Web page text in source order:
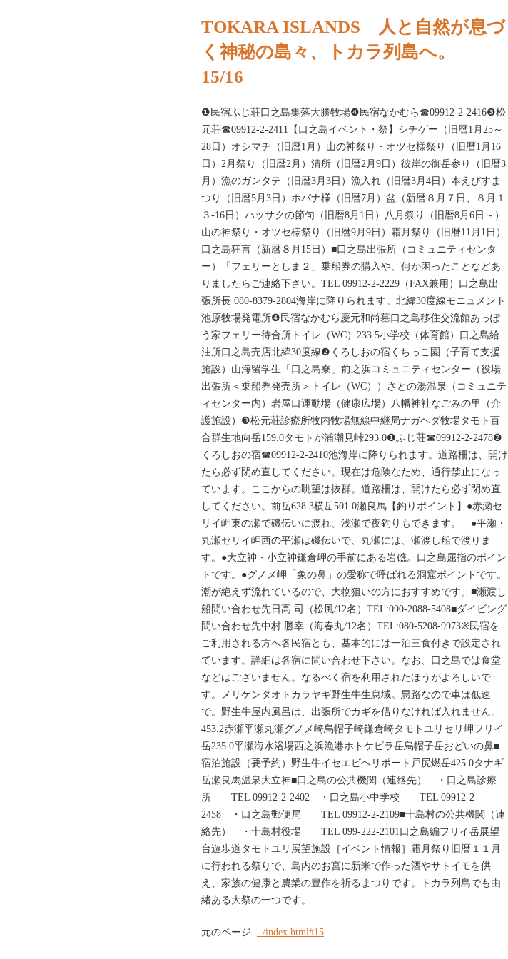
TOKARA ISLANDS 人と自然が息づ
く神秘の島々、トカラ列島へ。
15/16
❶民宿ふじ荘口之島集落大勝牧場❹民宿なかむら☎09912-2-2416❸松
元荘☎09912-2-2411【口之島イベント・祭】シチゲー（旧暦1月25～
28日）オシマチ（旧暦1月）山の神祭り・オツセ様祭り（旧暦1月16
日）2月祭り（旧暦2月）清所（旧暦2月9日）彼岸の御岳参り（旧暦3
月）漁のガンタテ（旧暦3月3日）漁入れ（旧暦3月4日）本えびすま
つり（旧暦5月3日）ホパナ様（旧暦7月）盆（新暦８月７日、８月１
３-16日）ハッサクの節句（旧暦8月1日）八月祭り（旧暦8月6日～）
山の神祭り・オツセ様祭り（旧暦9月9日）霜月祭り（旧暦11月1日）
口之島狂言（新暦８月15日）■口之島出張所（コミュニティセンタ
ー）「フェリーとしま２」乗船券の購入や、何か困ったことなどあ
りましたらご連絡下さい。TEL 09912-2-2229（FAX兼用）口之島出
張所長 080-8379-2804海岸に降りられます。北緯30度線モニュメント
池原牧場発電所❹民宿なかむら慶元和尚墓口之島移住交流館あっぽ
う家フェリー待合所トイレ（WC）233.5小学校（体育館）口之島給
油所口之島売店北緯30度線❷くろしおの宿くちっこ園（子育て支援
施設）山海留学生「口之島寮」前之浜コミュニティセンター（役場
出張所＜乗船券発売所＞トイレ（WC））さとの湯温泉（コミュニテ
ィセンター内）岩屋口運動場（健康広場）八幡神社なごみの里（介
護施設）❸松元荘診療所牧内牧場無線中継局ナガヘダ牧場タモト百
合群生地向岳159.0タモトが浦潮見峠293.0❶ふじ荘☎09912-2-2478❷
くろしおの宿☎09912-2-2410池海岸に降りられます。道路柵は、開け
たら必ず閉め直してください。現在は危険なため、通行禁止になっ
ています。ここからの眺望は抜群。道路柵は、開けたら必ず閉め直
してください。前岳628.3横岳501.0瀬良馬【釣りポイント】●赤瀬セ
リイ岬東の瀬で磯伝いに渡れ、浅瀬で夜釣りもできます。 ●平瀬・
丸瀬セリイ岬西の平瀬は磯伝いで、丸瀬には、瀬渡し船で渡りま
す。●大立神・小立神鎌倉岬の手前にある岩礁。口之島屈指のポイン
トです。●グノメ岬「象の鼻」の愛称で呼ばれる洞窟ポイントです。
潮が絶えず流れているので、大物狙いの方におすすめです。■瀬渡し
船問い合わせ先日高 司（松風/12名）TEL:090-2088-5408■ダイビング
問い合わせ先中村 勝幸（海春丸/12名）TEL:080-5208-9973※民宿を
ご利用される方へ各民宿とも、基本的には一泊三食付きで設定され
ています。詳細は各宿に問い合わせ下さい。なお、口之島では食堂
などはございません。なるべく宿を利用されたほうがよろしいで
す。メリケンタオトカラヤギ野生牛生息域。悪路なので車は低速
で。野生牛屋内風呂は、出張所でカギを借りなければ入れません。
453.2赤瀬平瀬丸瀬グノメ崎烏帽子崎鎌倉崎タモトユリセリ岬フリイ
岳235.0平瀬海水浴場西之浜漁港ホトケビラ岳烏帽子岳おどいの鼻■
宿泊施設（要予約）野生牛イセエビヘリポート戸尻燃岳425.0タナギ
岳瀬良馬温泉大立神■口之島の公共機関（連絡先） ・口之島診療
所 TEL 09912-2-2402 ・口之島小中学校 TEL 09912-2-
2458 ・口之島郵便局 TEL 09912-2-2109■十島村の公共機関（連
絡先） ・十島村役場 TEL 099-222-2101口之島編フリイ岳展望
台遊歩道タモトユリ展望施設［イベント情報］霜月祭り旧暦１１月
に行われる祭りで、島内のお宮に新米で作った酒やサトイモを供
え、家族の健康と農業の豊作を祈るまつりです。トカラ列島でも由
緒ある大祭の一つです。
元のページ ../index.html#15